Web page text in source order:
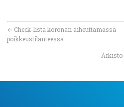
← Check-lista koronan aiheuttamassa
poikkeustilanteessa
Arkisto